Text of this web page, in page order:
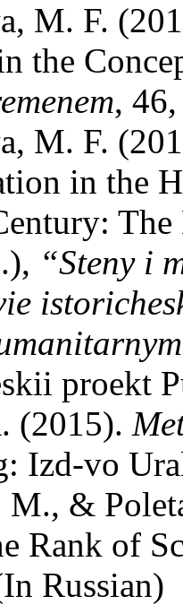
M. F.
the
,
M. F.
in the
“Steny i
proekt
(2015).
Izd-vo
M., &
Rank of
Russian)